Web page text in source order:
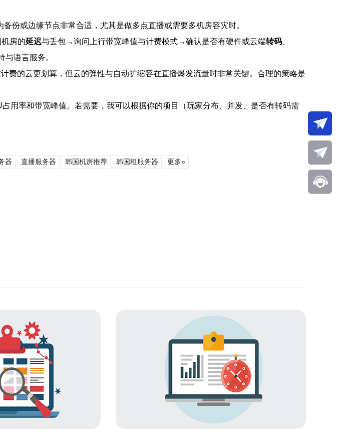
份或边缘节点非常合适，尤其是做多点直播或需要多机房容灾时。
房的延迟与丢包→询问上行带宽峰值与计费模式→确认是否有硬件或云端转码
语言服务。
费的云更划算，但云的弹性与自动扩缩容在直播爆发流量时非常关键。合理的策略是
用率和带宽峰值。若需要，我可以根据你的项目（玩家分布、并发、是否有转码需
器 直播服务器 韩国机房推荐 韩国租服务器 更多»